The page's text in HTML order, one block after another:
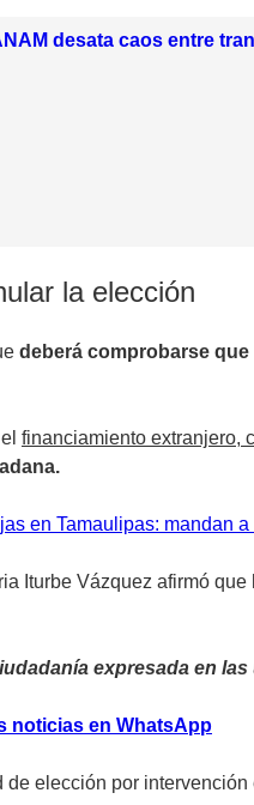
desata caos entre
la elección
deberá comprobarse
financiamiento extranjero,
en Tamaulipas: mandan
Iturbe Vázquez afirmó
expresada en las
noticias en WhatsApp
de elección por intervención